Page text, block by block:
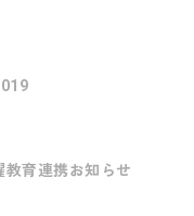
教育連携お知らせ